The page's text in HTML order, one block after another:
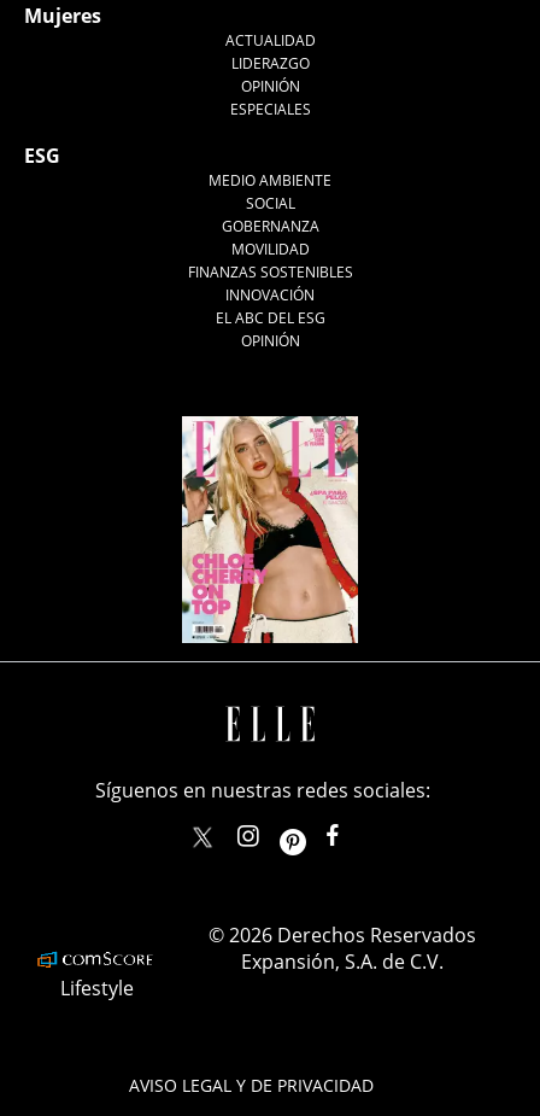
Mujeres
ACTUALIDAD
LIDERAZGO
OPINIÓN
ESPECIALES
ESG
MEDIO AMBIENTE
SOCIAL
GOBERNANZA
MOVILIDAD
FINANZAS SOSTENIBLES
INNOVACIÓN
EL ABC DEL ESG
OPINIÓN
AVISO LEGAL Y DE PRIVACIDAD
Síguenos en nuestras redes sociales:
elle_mexicoellemexico
Lifestyle
© 2026 Derechos Reservados
Expansión, S.A. de C.V.